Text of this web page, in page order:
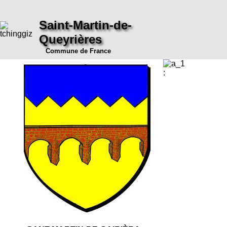
Saint-Martin-de-
Queyrières
Commune de France
: